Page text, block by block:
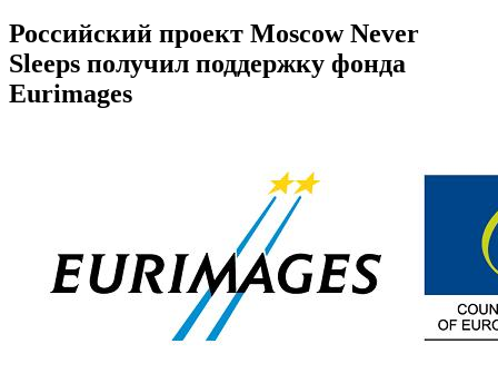
Российский проект Moscow Never
Sleeps получил поддержку фонда
Eurimages